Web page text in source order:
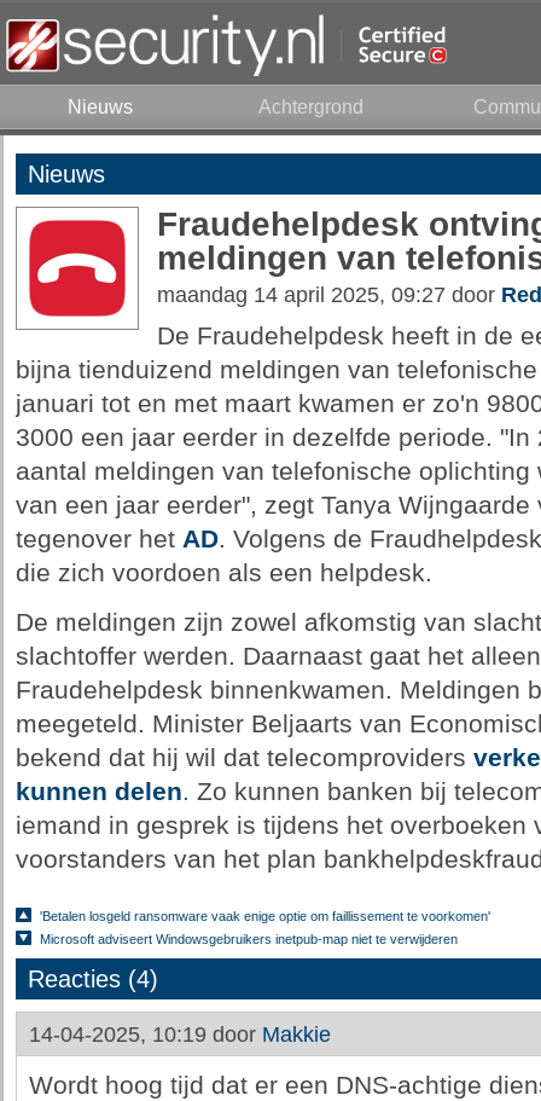
Nieuws Achtergrond
Nieuws
Fraudehelpdesk
meldingen van
maandag 14 april 2025, 09:27 door
De Fraudehelpdesk heeft in de
bijna tienduizend meldingen van
januari tot en met maart kwamen er zo'n
3000 een jaar eerder in dezelfde periode.
aantal meldingen van telefonische
van een jaar eerder", zegt Tanya
tegenover het AD. Volgens de
die zich voordoen als een helpdesk.
De meldingen zijn zowel afkomstig van
slachtoffer werden. Daarnaast gaat het
Fraudehelpdesk binnenkwamen. Meldingen
meegeteld. Minister Beljaarts van
bekend dat hij wil dat telecomproviders
kunnen delen. Zo kunnen banken bij
iemand in gesprek is tijdens het overboeken
voorstanders van het plan
'Betalen losgeld ransomware vaak enige optie om faillissement te voorkomen'
Microsoft adviseert Windowsgebruikers inetpub-map niet te verwijderen
Reacties (4)
14-04-2025, 10:19 door Makkie
Wordt hoog tijd dat er een DNS-achtige